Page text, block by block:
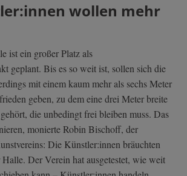
wollen mehr
ist ein großer Platz als
geplant. Bis es so weit ist, sollen sich die
mit einem kaum mehr als sechs Meter
geben, zu dem eine drei Meter breite
die unbedingt frei bleiben muss. Das
monierte Robin Bischoff, der
Die Künstler:innen bräuchten
Der Verein hat ausgetestet, wie weit